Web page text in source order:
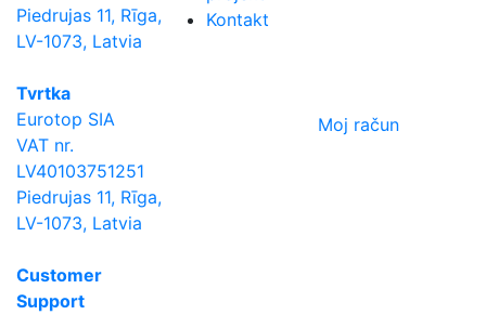
Piedrujas 11, Rīga,
LV-1073, Latvia
Tvrtka
Eurotop SIA
VAT nr.
LV40103751251
Piedrujas 11, Rīga,
LV-1073, Latvia
Сustomer
Support
Kontakt
Moj račun